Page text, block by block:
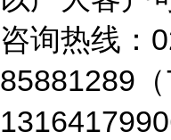
咨询热线：
85881289 （